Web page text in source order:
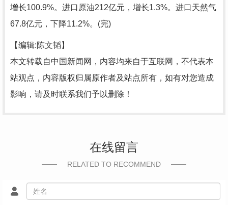
增长100.9%。进口原油212亿元，增长1.3%。进口天然气
67.8亿元，下降11.2%。(完)
【编辑:陈文韬】
本文转载自中国新闻网，内容均来自于互联网，不代表本
站观点，内容版权归属原作者及站点所有，如有对您造成
影响，请及时联系我们予以删除！
在线留言
RELATED TO RECOMMEND